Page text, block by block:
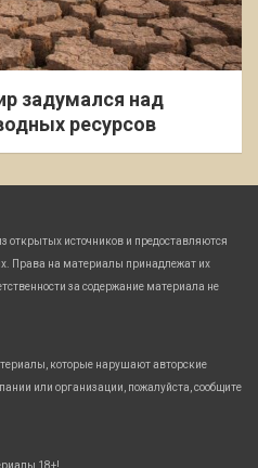
задумался над
ресурсов
открытых источников и предоставляются
Права на материалы принадлежат их
за содержание материала не
которые нарушают авторские
или организации, пожалуйста, сообщите